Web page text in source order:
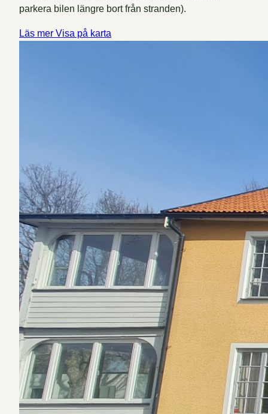
parkera bilen längre bort från stranden).
Läs mer Visa på karta